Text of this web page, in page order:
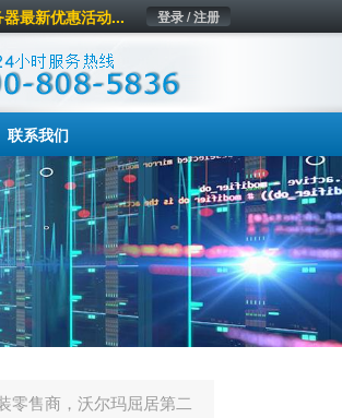
登录 / 注册
最新优惠活动...
联系我们
零售商，沃尔玛屈居第二